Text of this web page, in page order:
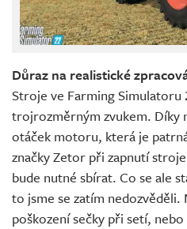
Důraz na realistické
Stroje ve Farming Simulatoru
trojrozměrným zvukem. Díky
otáček motoru, která je
značky Zetor při zapnutí
bude nutné sbírat. Co se ale
to jsme se zatím nedozvěděli.
poškození sečky při setí,